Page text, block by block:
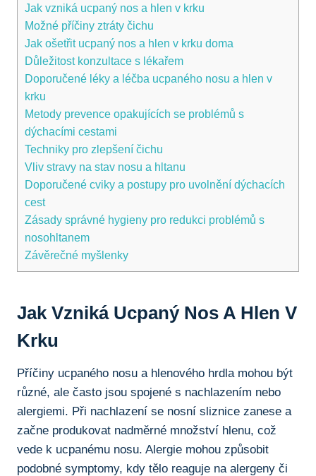
Jak vzniká ‍ucpaný‍ nos ⁤a hlen⁢ v ‍krku
Možné příčiny⁣ ztráty čichu
Jak ošetřit ucpaný‍ nos a‌ hlen v krku doma
Důležitost konzultace s lékařem
Doporučené léky ‌a léčba ucpaného nosu a hlen v
krku
Metody prevence opakujících se problémů s
dýchacími cestami
Techniky pro⁣ zlepšení čichu
Vliv​ stravy⁤ na stav ⁣nosu a hltanu
Doporučené cviky a postupy pro ⁢uvolnění dýchacích ​
cest
Zásady správné hygieny pro redukci ​problémů s
nosohltanem
Závěrečné myšlenky
Jak Vzniká ‍ucpaný‍ Nos ⁤a Hlen⁢ V
‍krku
Příčiny ucpaného nosu a hlenového hrdla mohou být
různé, ale často jsou spojené s nachlazením⁣ nebo​
alergiemi.‌ Při nachlazení se nosní sliznice zanese a
začne produkovat nadměrné​ množství hlenu, což
vede⁤ k ucpanému nosu. Alergie mohou způsobit
podobné symptomy, kdy tělo reaguje ‍na⁢ alergeny či